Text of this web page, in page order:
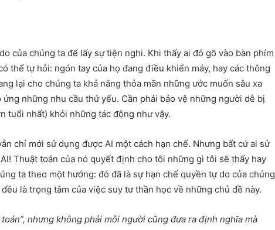
của chúng ta để lấy sự tiện nghi. Khi thấy ai đó gõ vào bàn phím
thể tự hỏi: ngón tay của họ đang điều khiển máy, hay các thông
lại cho chúng ta khả năng thỏa mãn những ước muốn sâu xa
những nhu cầu thứ yếu. Cần phải bảo vệ những người dễ bị
tuổi nhất) khỏi những tác động như vậy.
chỉ mới sử dụng được AI một cách hạn chế. Nhưng bất cứ ai sử
Thuật toán của nó quyết định cho tôi những gì tôi sẽ thấy hay
ta theo một hướng: đó đã là sự hạn chế quyền tự do của chúng
là trọng tâm của việc suy tư thần học về những chủ đề này.
nhưng không phải mỗi người cũng đưa ra định nghĩa mà